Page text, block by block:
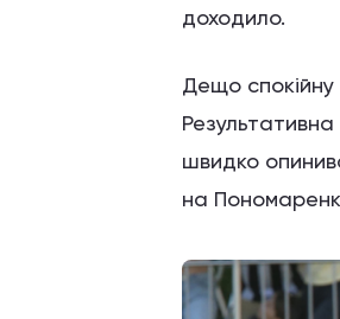
доходило.
Дещо спокійну
Результативна
швидко
на